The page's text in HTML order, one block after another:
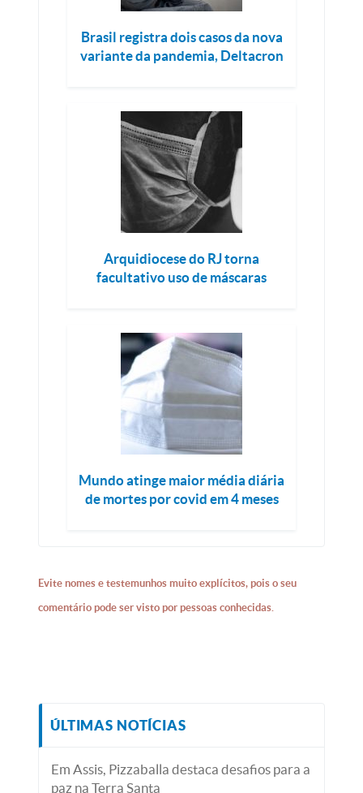
Brasil registra dois casos da nova
variante da pandemia, Deltacron
Arquidiocese do RJ torna
facultativo uso de máscaras
Mundo atinge maior média diária
de mortes por covid em 4 meses
Evite nomes e testemunhos muito explícitos, pois o seu
comentário pode ser visto por pessoas conhecidas.
ÚLTIMAS NOTÍCIAS
Em Assis, Pizzaballa destaca desafios para a
paz na Terra Santa